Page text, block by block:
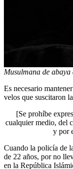
Musulmana de
Es necesario
velos que suscitaron
[Se prohíbe
cualquier medio, del
y por
Cuando la policía de
de 22 años, por no
en la República